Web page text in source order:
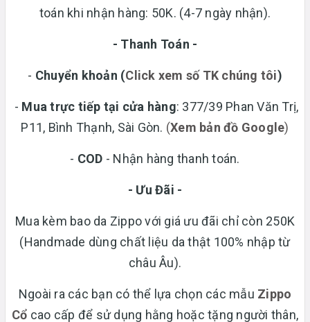
toán khi nhận hàng: 50K. (4-7 ngày nhận).
- Thanh Toán -
- Chuyển khoản (Click xem số TK chúng tôi)
- Mua trực tiếp tại cửa hàng: 377/39 Phan Văn Trị,
P11, Bình Thạnh, Sài Gòn. (Xem bản đồ Google)
- COD - Nhận hàng thanh toán.
- Ưu Đãi -
Mua kèm bao da Zippo với giá ưu đãi chỉ còn 250K
(Handmade dùng chất liệu da thật 100% nhập từ
châu Âu).
Ngoài ra các bạn có thể lựa chọn các mẫu Zippo
Cổ cao cấp để sử dụng hằng hoặc tặng người thân,